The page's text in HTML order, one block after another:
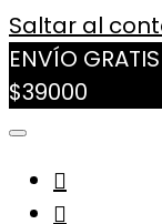
Saltar al
ENVÍO
$39000